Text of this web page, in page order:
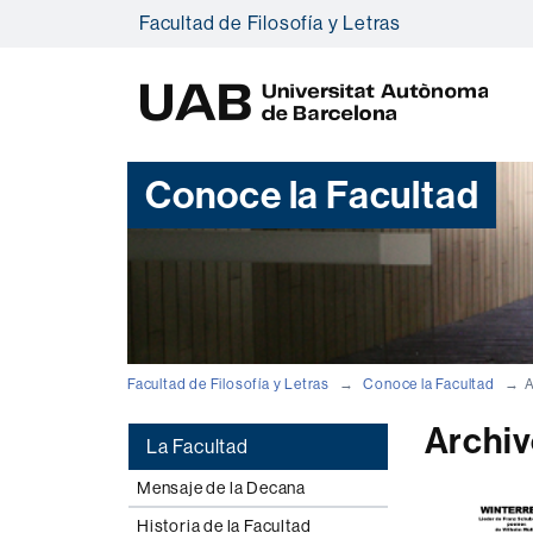
Facultad de Filosofía y Letras
B
Conoce la Facultad
Facultad de Filosofía y Letras Conoce la Facultad
La Facultad
Mensaje de la Decana
Historia de la Facultad